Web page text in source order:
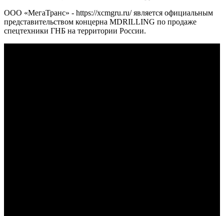
ООО «МегаТранс» - https://xcmgru.ru/ является официальным
представительством концерна MDRILLING по продаже
спецтехники ГНБ на территории России.